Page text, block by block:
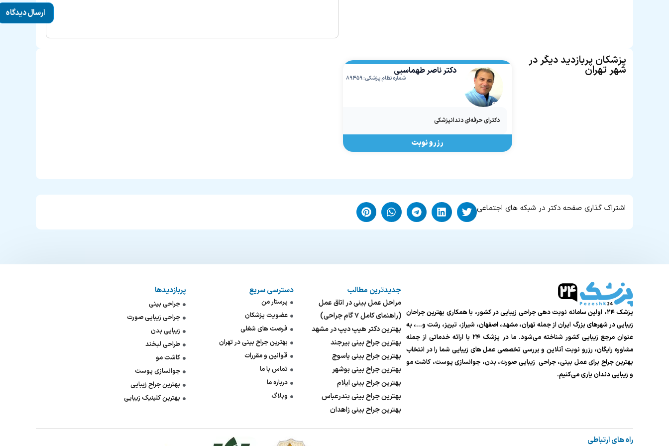
پزشکان پربازدید دیگر در
شهر تهران دکتر ناصر طهماسبی
شماره نظام پزشکی: ۸۹۴۵۹
دکترای حرفه‌ای دندانپزشکی
رزرو نوبت
اشتراک گذاری صفحه دکتر در شبکه های اجتماعی
پزشک ۲۴، اولین سامانه نوبت دهی جراحی زیبایی در کشور، با همکاری بهترین جراحان
زیبایی در شهرهای بزرگ ایران از جمله تهران، مشهد، اصفهان، شیراز، تبریز، رشت و…، به
عنوان مرجع زیبایی کشور شناخته می‌شود. ما در پزشک ۲۴ با ارائه خدماتی از جمله
مشاوره رایگان، رزرو نوبت آنلاین و بررسی تخصصی عمل های زیبایی شما را در انتخاب
بهترین جراح برای عمل بینی، جراحی زیبایی صورت، بدن، جوانسازی پوست، کاشت مو
و زیبایی دندان یاری می‌کنیم.
جدیدترین مطالب
مراحل عمل بینی در اتاق عمل
(راهنمای کامل ۷ گام جراحی)
بهترین دکتر هیپ دیپ در مشهد
بهترین جراح بینی بیرجند
بهترین جراح بینی یاسوج
بهترین جراح بینی بوشهر
بهترین جراح بینی ایلام
بهترین جراح بینی بندرعباس
بهترین جراح بینی زاهدان
دسترسی سریع
پرستار من
عضویت پزشکان
فرصت های شغلی
بهترین جراح بینی در تهران
قوانین و مقررات
تماس با ما
درباره ما
وبلاگ
پربازدیدها
جراحی بینی
جراحی زیبایی صورت
زیبایی بدن
طراحی لبخند
کاشت مو
جوانسازی پوست
بهترین جراح زیبایی
بهترین کلینیک زیبایی
راه های ارتباطی پاسخگوی
۰۹۹۳۴۸۹۸۶۱۸